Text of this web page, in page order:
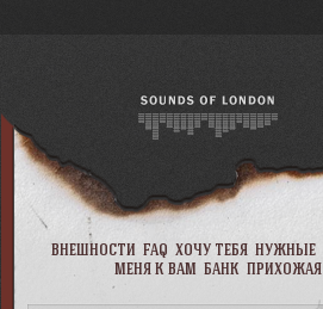
внешности faq хочу тебя нужные
меня к вам банк прихожая